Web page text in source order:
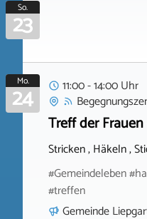
So.
23
Mo.
24
11:00 - 14:00 Uhr
Treff der
Stricken , Häkeln ,
#Gemeindeleben
#treffen
Gemeinde